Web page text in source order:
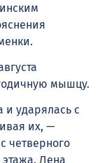
мышцу.
ударялась с
их, —
четверного
Лена